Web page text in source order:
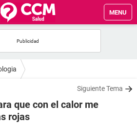
MENU
Siguiente Tema
que con el calor me
rojas